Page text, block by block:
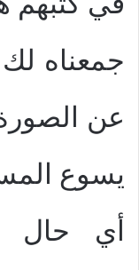
جمعناه
عن
يسوع
أي حال